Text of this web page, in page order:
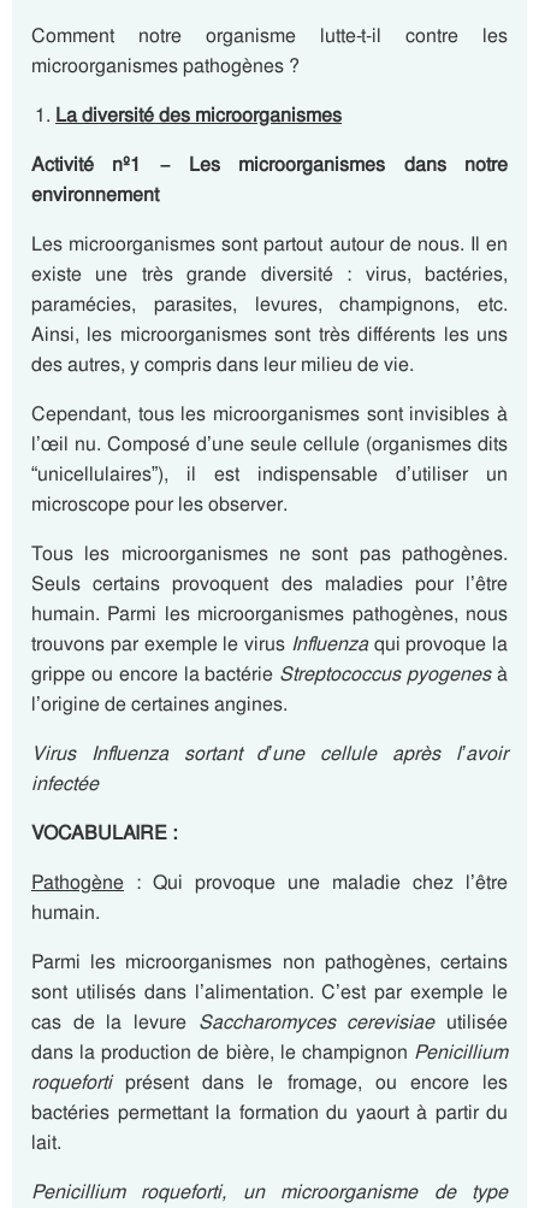
Comment notre organisme lutte-t-il contre les
microorganismes pathogènes ?
La diversité des microorganismes
Activité nº1
– Les microorganismes dans notre
environnement
Les microorganismes sont partout autour de nous. Il en
existe une très grande diversité : virus, bactéries,
paramécies, parasites, levures, champignons, etc.
Ainsi, les microorganismes sont très différents les uns
des autres, y compris dans leur milieu de vie.
Cependant, tous les microorganismes sont invisibles à
l’œil nu. Composé d’une seule cellule (organismes dits
“unicellulaires”), il est indispensable d’utiliser un
microscope pour les observer.
Tous les microorganismes ne sont pas pathogènes.
Seuls certains provoquent des maladies pour l’être
humain. Parmi les microorganismes pathogènes, nous
trouvons par exemple le virus Influenzaqui provoque la
grippe ou encore la bactérie Streptococcus pyogenesà
l’origine de certaines angines.
Virus Influenza sortant d’une cellule après l’avoir
infectée
VOCABULAIRE :
Pathogène : Qui provoque une maladie chez l’être
humain.
Parmi les microorganismes non pathogènes, certains
sont utilisés dans l’alimentation. C’est par exemple le
cas de la levure Saccharomyces cerevisiaeutilisée
dans la production de bière, le champignon Penicillium
roquefortiprésent dans le fromage, ou encore les
bactéries permettant la formation du yaourt à partir du
lait.
Penicillium roqueforti, un microorganisme de type